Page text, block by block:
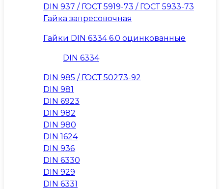
DIN 937 / ГОСТ 5919-73 / ГОСТ 5933-73
Гайка запресовочная
Гайки DIN 6334 6.0 оцинкованные
DIN 6334
DIN 985 / ГОСТ 50273-92
DIN 981
DIN 6923
DIN 982
DIN 980
DIN 1624
DIN 936
DIN 6330
DIN 929
DIN 6331